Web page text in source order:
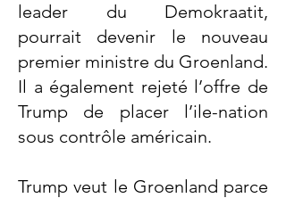
leader du Demokraatit,
pourrait devenir le nouveau
premier ministre du Groenland.
Il a également rejeté l’offre de
Trump de placer l’ile-nation
sous contrôle américain.
Trump veut le Groenland parce